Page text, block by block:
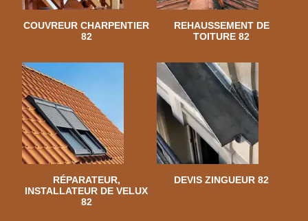
COUVREUR CHARPENTIER
82
REHAUSSEMENT DE
TOITURE 82
RÉPARATEUR,
INSTALLATEUR DE VELUX
82
DEVIS ZINGUEUR 82